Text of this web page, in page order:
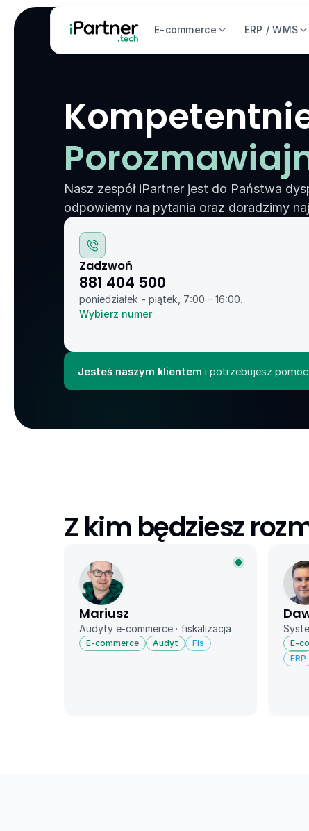
E-commerce ERP / WMS
Nasz zespół iPartner jest do Państwa
odpowiemy na pytania oraz doradzimy
Zadzwoń
881 404 500
poniedziałek - piątek, 7:00 - 16:00.
Wybierz numer
Jesteś naszym klientem i potrzebujesz
Z kim będziesz
Mariusz
Audyty e-commerce · fiskalizacja
E-commerce Audyt Fis E-
ERP